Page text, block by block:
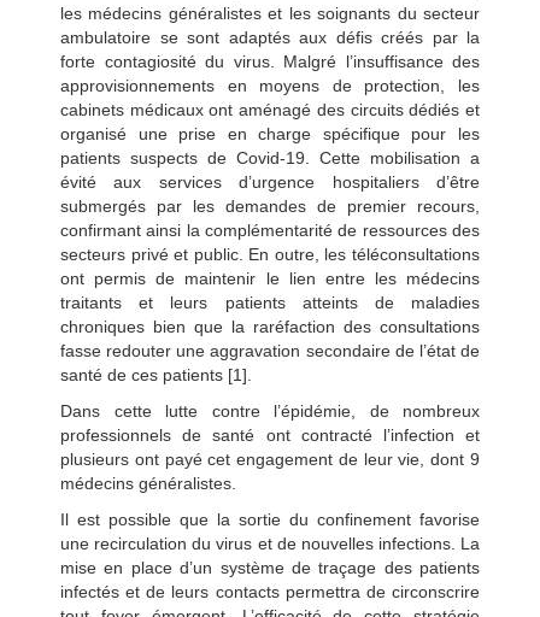
les médecins généralistes et les soignants du secteur
ambulatoire se sont adaptés aux défis créés par la
forte contagiosité du virus. Malgré l’insuffisance des
approvisionnements en moyens de protection, les
cabinets médicaux ont aménagé des circuits dédiés et
organisé une prise en charge spécifique pour les
patients suspects de Covid-19. Cette mobilisation a
évité aux services d’urgence hospitaliers d’être
submergés par les demandes de premier recours,
confirmant ainsi la complémentarité de ressources des
secteurs privé et public. En outre, les téléconsultations
ont permis de maintenir le lien entre les médecins
traitants et leurs patients atteints de maladies
chroniques bien que la raréfaction des consultations
fasse redouter une aggravation secondaire de l’état de
santé de ces patients [1].
Dans cette lutte contre l’épidémie, de nombreux
professionnels de santé ont contracté l’infection et
plusieurs ont payé cet engagement de leur vie, dont 9
médecins généralistes.
Il est possible que la sortie du confinement favorise
une recirculation du virus et de nouvelles infections. La
mise en place d’un système de traçage des patients
infectés et de leurs contacts permettra de circonscrire